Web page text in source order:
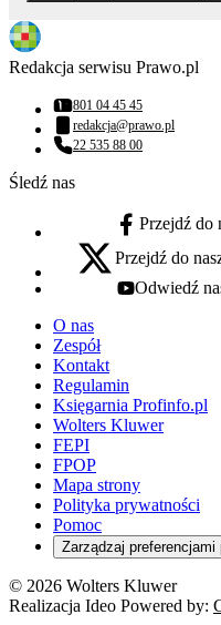
Redakcja serwisu Prawo.pl
Numer telefonu:
801 04 45 45
Adres email:
redakcja@prawo.pl
Numer telefonu:
22 535 88 00
Śledź nas
facebook - otwiera
Przejdź do
x - otwiera się w nowej
Przejdź do
youtube - otwiera
Odwiedź
O nas
Zespół
Kontakt
Regulamin
Księgarnia Profinfo.pl
Wolters Kluwer
FEPI
FPOP
Mapa strony
Polityka prywatności
Pomoc
Zarządzaj preferencjami
© 2026 Wolters Kluwer
Realizacja Ideo Powered by: